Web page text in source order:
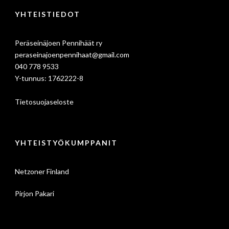
YHTEISTIEDOT
Peräseinäjoen Pennihäät ry
peraseinajoenpennihaat@gmail.com
040 778 9533
Y-tunnus: 1762222-8
Tietosuojaseloste
YHTEISTYÖKUMPPANIT
Netzoner Finland
Pirjon Pakari